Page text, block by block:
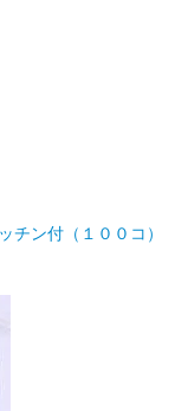
ン付（１００コ）